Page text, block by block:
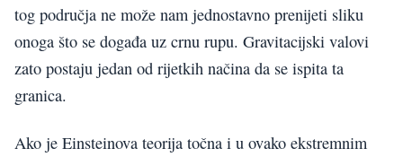
tog područja ne može nam jednostavno prenijeti sliku
onoga što se događa uz crnu rupu. Gravitacijski valovi
zato postaju jedan od rijetkih načina da se ispita ta
granica.
Ako je Einsteinova teorija točna i u ovako ekstremnim